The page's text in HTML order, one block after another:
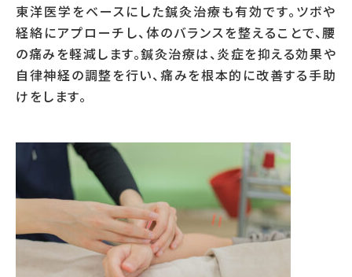
東洋医学をベースにした鍼灸治療も有効です。ツボや
経絡にアプローチし、体のバランスを整えることで、腰
の痛みを軽減します。鍼灸治療は、炎症を抑える効果や
自律神経の調整を行い、痛みを根本的に改善する手助
けをします。